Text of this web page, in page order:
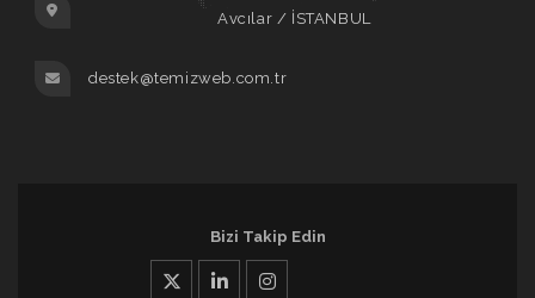
Avcılar / İSTANBUL
destek@temizweb.com.tr
Bizi Takip Edin